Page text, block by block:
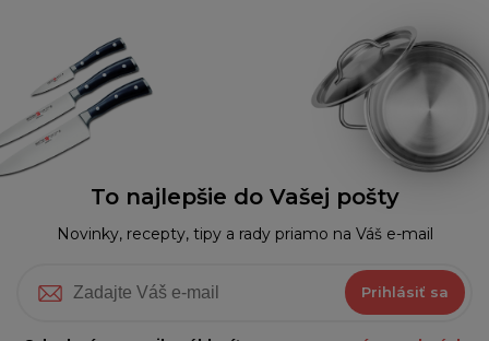
To najlepšie do Vašej pošty
Novinky, recepty, tipy a rady priamo na Váš e-mail
Prihlásiť sa